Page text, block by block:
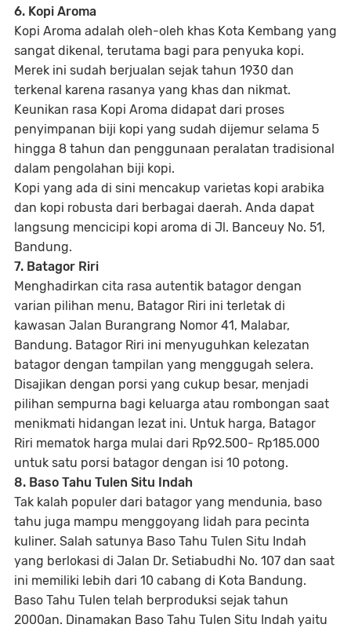
6. Kopi Aroma
Kopi Aroma adalah oleh-oleh khas Kota Kembang yang
sangat dikenal, terutama bagi para penyuka kopi.
Merek ini sudah berjualan sejak tahun 1930 dan
terkenal karena rasanya yang khas dan nikmat.
Keunikan rasa Kopi Aroma didapat dari proses
penyimpanan biji kopi yang sudah dijemur selama 5
hingga 8 tahun dan penggunaan peralatan tradisional
dalam pengolahan biji kopi.
Kopi yang ada di sini mencakup varietas kopi arabika
dan kopi robusta dari berbagai daerah. Anda dapat
langsung mencicipi kopi aroma di Jl. Banceuy No. 51,
Bandung.
7. Batagor Riri
Menghadirkan cita rasa autentik batagor dengan
varian pilihan menu, Batagor Riri ini terletak di
kawasan Jalan Burangrang Nomor 41, Malabar,
Bandung. Batagor Riri ini menyuguhkan kelezatan
batagor dengan tampilan yang menggugah selera.
Disajikan dengan porsi yang cukup besar, menjadi
pilihan sempurna bagi keluarga atau rombongan saat
menikmati hidangan lezat ini. Untuk harga, Batagor
Riri mematok harga mulai dari Rp92.500- Rp185.000
untuk satu porsi batagor dengan isi 10 potong.
8. Baso Tahu Tulen Situ Indah
Tak kalah populer dari batagor yang mendunia, baso
tahu juga mampu menggoyang lidah para pecinta
kuliner. Salah satunya Baso Tahu Tulen Situ Indah
yang berlokasi di Jalan Dr. Setiabudhi No. 107 dan saat
ini memiliki lebih dari 10 cabang di Kota Bandung.
Baso Tahu Tulen telah berproduksi sejak tahun
2000an. Dinamakan Baso Tahu Tulen Situ Indah yaitu